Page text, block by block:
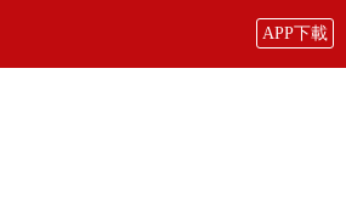
APP下載